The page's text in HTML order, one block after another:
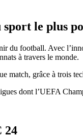
le plus
du football. Avec
à travers le monde.
match, grâce à
dont l’UEFA
24